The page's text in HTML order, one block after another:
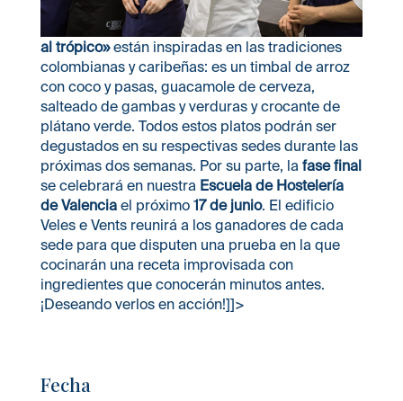
al trópico»están inspiradas en las tradiciones
colombianas y caribeñas: es un timbal de arroz
con coco y pasas, guacamole de cerveza,
salteado de gambas y verduras y crocante de
plátano verde. Todos estos platos podrán ser
degustados en su respectivas sedes durante las
próximas dos semanas. Por su parte, la fase final
se celebrará en nuestra Escuela de Hostelería
de Valenciael próximo 17 de junio. El edificio
Veles e Vents reunirá a los ganadores de cada
sede para que disputen una prueba en la que
cocinarán una receta improvisada con
ingredientes que conocerán minutos antes.
¡Deseando verlos en acción!]]>
Fecha